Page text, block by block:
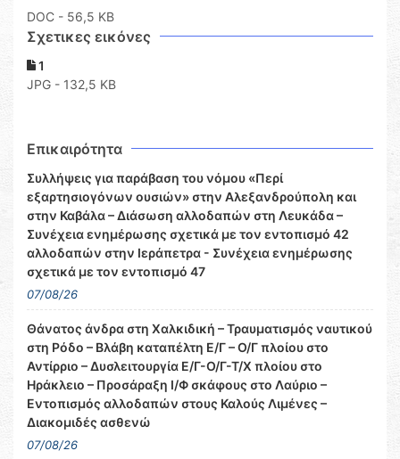
DOC - 56,5 KB
Σχετικες εικόνες
1
JPG - 132,5 KB
Επικαιρότητα
Συλλήψεις για παράβαση του νόμου «Περί
εξαρτησιογόνων ουσιών» στην Αλεξανδρούπολη και
στην Καβάλα – Διάσωση αλλοδαπών στη Λευκάδα –
Συνέχεια ενημέρωσης σχετικά με τον εντοπισμό 42
αλλοδαπών στην Ιεράπετρα - Συνέχεια ενημέρωσης
σχετικά με τον εντοπισμό 47
07/08/26
Θάνατος άνδρα στη Χαλκιδική – Τραυματισμός ναυτικού
στη Ρόδο – Βλάβη καταπέλτη Ε/Γ – Ο/Γ πλοίου στο
Αντίρριο – Δυσλειτουργία Ε/Γ-Ο/Γ-Τ/Χ πλοίου στο
Ηράκλειο – Προσάραξη Ι/Φ σκάφους στο Λαύριο –
Εντοπισμός αλλοδαπών στους Καλούς Λιμένες –
Διακομιδές ασθενώ
07/08/26